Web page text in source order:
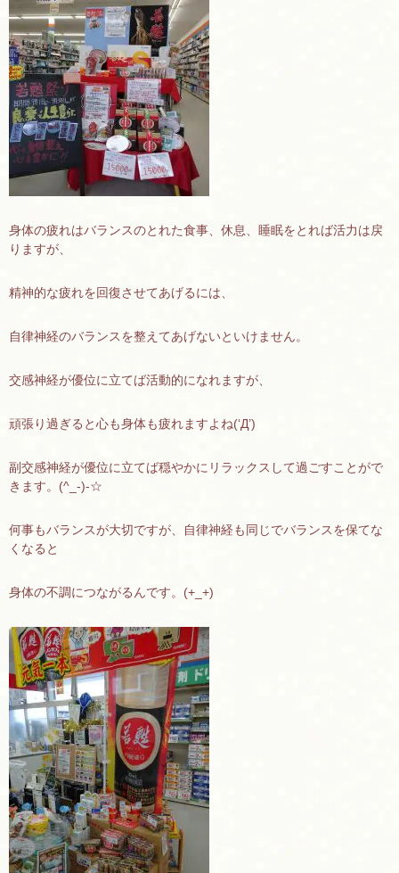
身体の疲れはバランスのとれた食事、休息、睡眠をとれば活力は戻
りますが、
精神的な疲れを回復させてあげるには、
自律神経のバランスを整えてあげないといけません。
交感神経が優位に立てば活動的になれますが、
頑張り過ぎると心も身体も疲れますよね(‘Д’)
副交感神経が優位に立てば穏やかにリラックスして過ごすことがで
きます。(^_-)-☆
何事もバランスが大切ですが、自律神経も同じでバランスを保てな
くなると
身体の不調につながるんです。(+_+)